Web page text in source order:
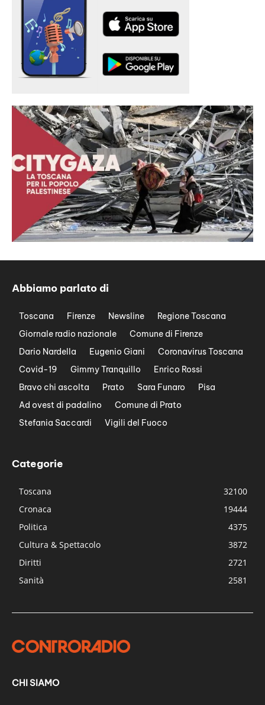
Abbiamo parlato di
Toscana Firenze Newsline
Regione Toscana
Giornale radio nazionale
Comune di Firenze
Dario Nardella
Eugenio Giani
Coronavirus Toscana
Covid-19
Gimmy Tranquillo
Enrico Rossi
Bravo chi ascolta
Prato Sara Funaro
Pisa
Ad ovest di padalino
Comune di Prato
Stefania Saccardi
Vigili del Fuoco
Categorie
Toscana
32100
Cronaca
19444
Politica
4375
Cultura & Spettacolo
3872
Diritti
2721
Sanità
2581
CHI SIAMO